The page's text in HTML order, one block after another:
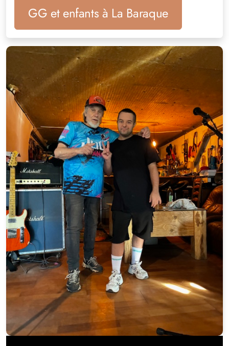
GG et enfants à La Baraque